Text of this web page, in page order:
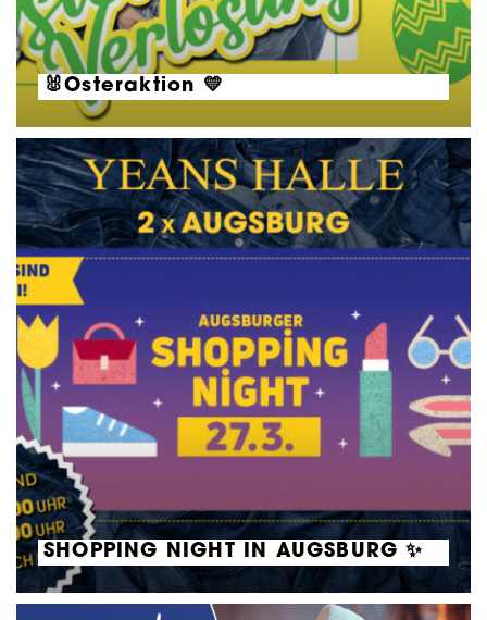
🐰Osteraktion 💛
SHOPPING NIGHT IN AUGSBURG ✨